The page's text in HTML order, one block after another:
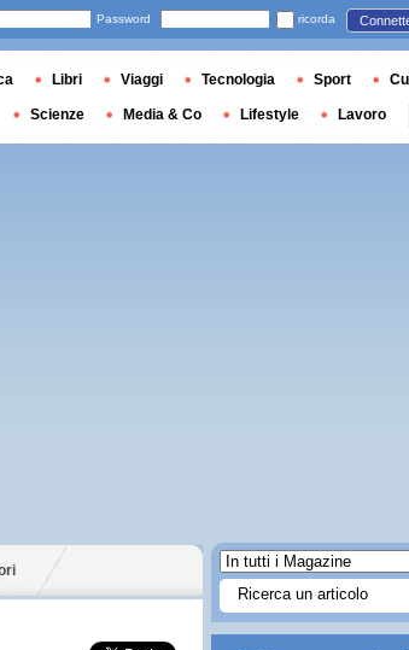
Password ricorda
Libri Viaggi Tecnologia Sport
Scienze Media & Co Lifestyle Lavoro